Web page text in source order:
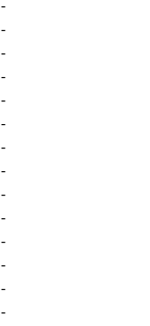
-
-
-
-
-
-
-
-
-
-
-
-
-
-